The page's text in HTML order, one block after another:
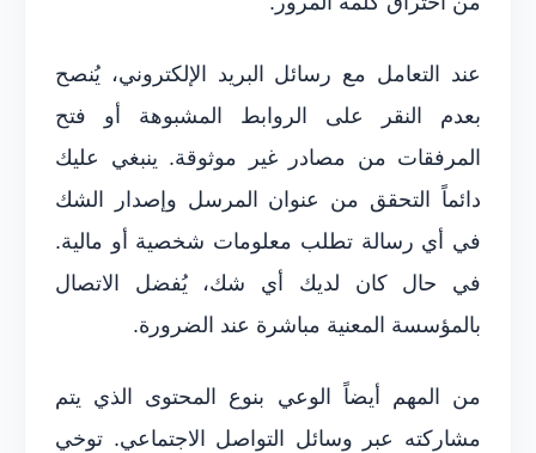
عند التعامل مع رسائل البريد الإلكتروني، يُنصح
بعدم النقر على الروابط المشبوهة أو فتح
المرفقات من مصادر غير موثوقة. ينبغي عليك
دائماً التحقق من عنوان المرسل وإصدار الشك
في أي رسالة تطلب معلومات شخصية أو مالية.
في حال كان لديك أي شك، يُفضل الاتصال
بالمؤسسة المعنية مباشرة عند الضرورة.
من المهم أيضاً الوعي بنوع المحتوى الذي يتم
مشاركته عبر وسائل التواصل الاجتماعي. توخي